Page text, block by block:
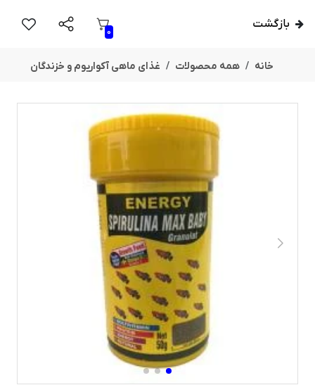
بازگشت
0
خانه همه محصولات غذای ماهی آکواریوم و خزندگان